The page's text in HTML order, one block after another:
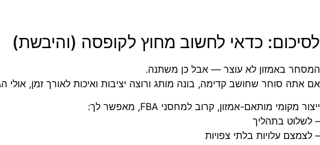
לסיכום: כדאי לחשוב מחוץ לקופסה (והיבשת)
המסחר באמזון לא עוצר — אבל כן משתנה.
אם אתה סוחר שחושב קדימה, בונה מותג ורוצה יציבות ואיכות לאורך זמן, אולי
ייצור מקומי מותאם-אמזון, קרוב למחסני FBA, מאפשר לך:
– לשלוט בתהליך
– לצמצם עלויות בלתי צפויות